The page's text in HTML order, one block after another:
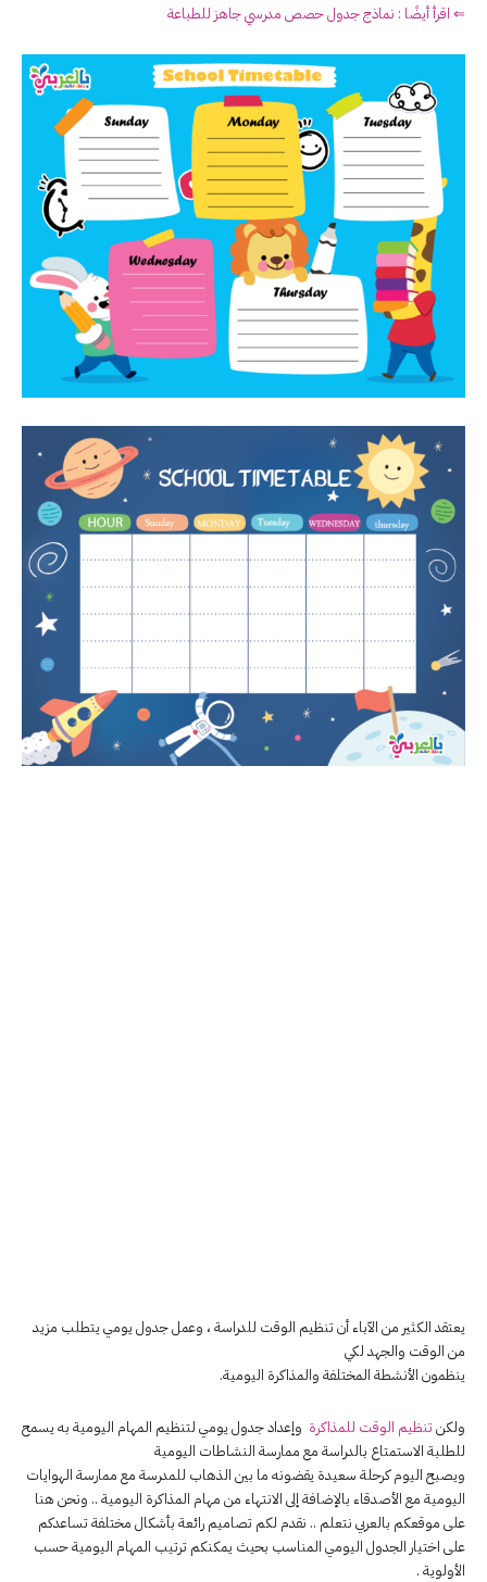
⇐ اقرأ أيضًا : نماذج جدول حصص مدرسي جاهز للطباعة
يعتقد الكثير من الآباء أن تنظيم الوقت للدراسة ، وعمل جدول يومي يتطلب مزيد
من الوقت والجهد لكي
ينظمون الأنشطة المختلفة والمذاكرة اليومية.
ولكنتنظيم الوقت للمذاكرة وإعداد جدول يومي لتنظيم المهام اليومية به يسمح
للطلبة الاستمتاع بالدراسة مع ممارسة النشاطات اليومية
ويصبح اليوم كرحلة سعيدة يقضونه ما بين الذهاب للمدرسة مع ممارسة الهوايات
اليومية مع الأصدقاء بالإضافة إلى الانتهاء من مهام المذاكرة اليومية .. ونحن هنا
على موقعكم بالعربي نتعلم .. نقدم لكم تصاميم رائعة بأشكال مختلفة تساعدكم
على اختيار الجدول اليومي المناسب بحيث يمكنكم ترتيب المهام اليومية حسب
الأولوية .